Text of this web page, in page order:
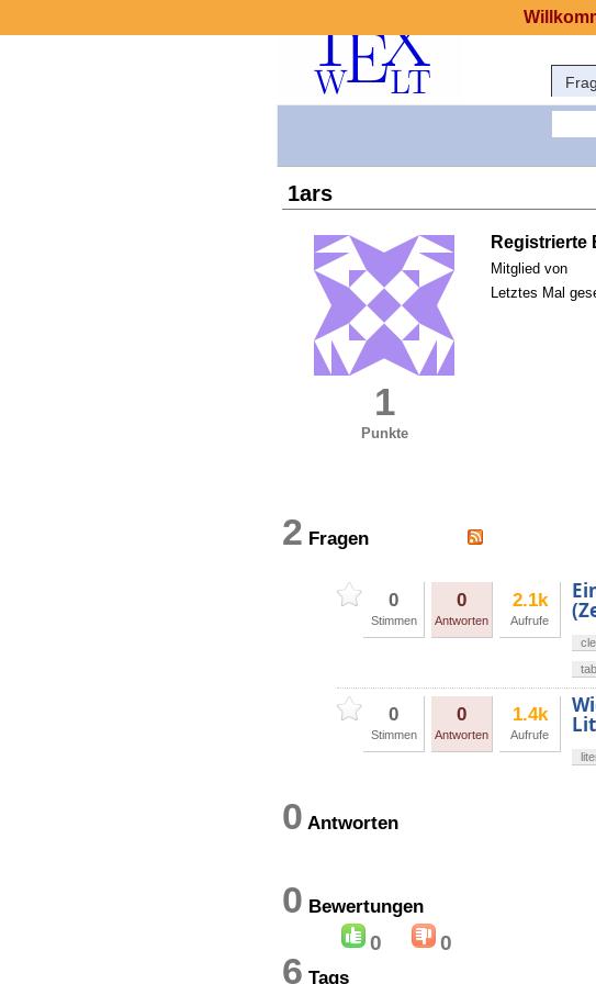
1ars
1
Punkte
Registrierte
Mitglied von
Letztes Mal
2 Fragen
0
Stimmen
0
Antworten
2.1k
Aufrufe
0
Stimmen
0
Antworten
1.4k
Aufrufe
0 Antworten
0 Bewertungen
0 0
6 Tags